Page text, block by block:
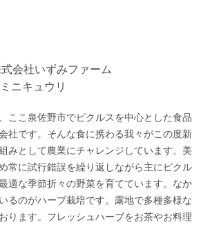
会社いずみファーム
ニキュウリ
ここ泉佐野市でピクルスを中心とした食品
社です。そんな食に携わる我々がこの度新
みとして農業にチャレンジしています。美
常に試行錯誤を繰り返しながら主にピクル
適な季節折々の野菜を育てています。なか
るのがハーブ栽培です。露地で多種多様な
ります。フレッシュハーブをお茶やお料理